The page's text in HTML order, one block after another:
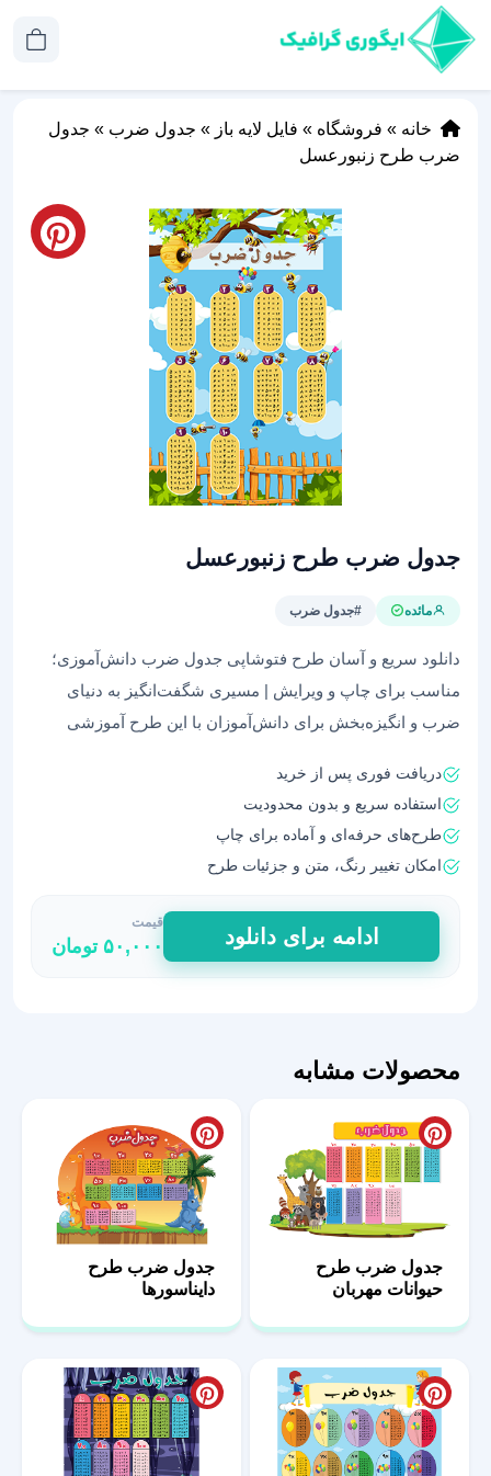
خانه » فروشگاه » فایل لایه باز » جدول ضرب » جدول
ضرب طرح زنبورعسل
جدول ضرب طرح زنبورعسل
مائده #جدول ضرب
دانلود سریع و آسان طرح فتوشاپی جدول ضرب دانش‌آموزی؛
مناسب برای چاپ و ویرایش | مسیری شگفت‌انگیز به دنیای
ضرب و انگیزه‌بخش برای دانش‌آموزان با این طرح آموزشی
دریافت فوری پس از خرید
استفاده سریع و بدون محدودیت
طرح‌های حرفه‌ای و آماده برای چاپ
امکان تغییر رنگ، متن و جزئیات طرح
جدول
ضرب
طرح
ادامه برای دانلود
قیمت
۵۰,۰۰۰ تومان
محصولات مشابه
جدول ضرب طرح
حیوانات مهربان
جدول ضرب طرح
دایناسورها